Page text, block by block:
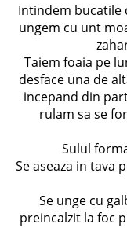
Intindem bucatile
ungem cu unt
Taiem foaia pe
desface una de
incepand din
rulam sa se
Sulul
Se aseaza in tava
Se unge cu
preincalzit la foc